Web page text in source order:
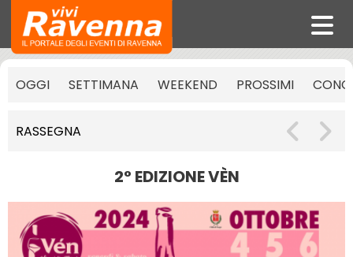
OGGI SETTIMANA WEEKEND PROSSIMI
RASSEGNA
2° EDIZIONE VÈN